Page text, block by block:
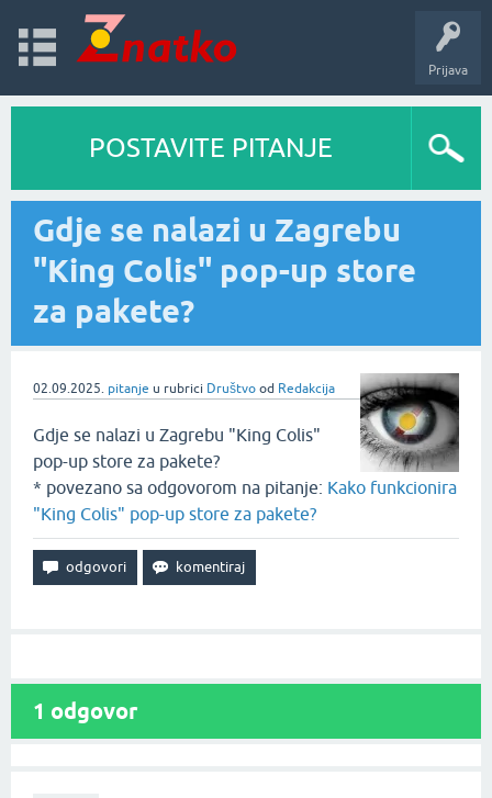
Prijava
POSTAVITE PITANJE
Gdje se nalazi u Zagrebu
"King Colis" pop-up store
za pakete?
02.09.2025. pitanje u rubrici Društvo od Redakcija
Gdje se nalazi u Zagrebu "King Colis"
pop-up store za pakete?
* povezano sa odgovorom na pitanje: Kako funkcionira
"King Colis" pop-up store za pakete?
1 odgovor